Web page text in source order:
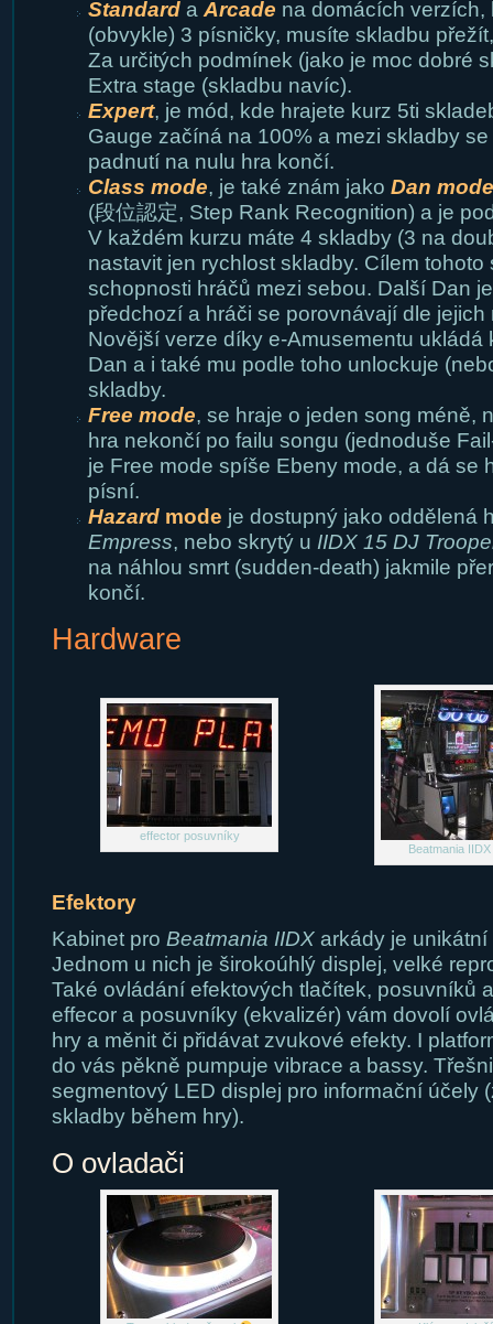
Standarda Arcade na domácích verzích,
(obvykle) 3 písničky, musíte skladbu
Za určitých podmínek (jako je moc dobré
Extra stage (skladbu navíc).
Expert, je mód, kde hrajete kurz 5ti
Gauge začíná na 100% a mezi skladby
padnutí na nulu hra končí.
Class mode, je také znám jako Dan mode
(段位認定, Step Rank Recognition) a je
V každém kurzu máte 4 skladby (3 na
nastavit jen rychlost skladby. Cílem tohoto
schopnosti hráčů mezi sebou. Další Dan
předchozí a hráči se porovnávají dle
Novější verze díky e-Amusementu ukládá
Dan a i také mu podle toho unlockuje
skladby.
Free mode, se hraje o jeden song méně,
hra nekončí po failu songu (jednoduše
je Free mode spíše Ebeny mode, a dá se
písní.
Hazardmode je dostupný jako oddělená
Empress, nebo skrytý u IIDX 15 DJ
na náhlou smrt (sudden-death) jakmile
končí.
Hardware
effector posuvníky
Beatmania
Efektory
Kabinet pro Beatmania IIDXarkády je unikátní
Jednom u nich je širokoúhlý displej, velké
Také ovládání efektových tlačítek, posuvníků
effecor a posuvníky (ekvalizér) vám dovolí
hry a měnit či přidávat zvukové efekty. I
do vás pěkně pumpuje vibrace a bassy.
segmentový LED displej pro informační účely
skladby během hry).
O ovladači